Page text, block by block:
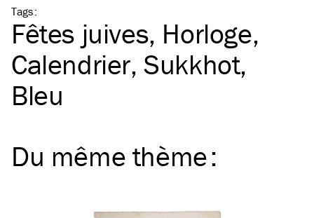
Tags:
Fêtes juives Horloge
Calendrier Sukkhot
Bleu
Du même thème: